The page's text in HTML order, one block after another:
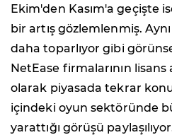
Ekim'den Kasım'a geçişte
bir artış gözlemlenmiş.
daha toparlıyor gibi
NetEase firmalarının lisans
olarak piyasada tekrar
içindeki oyun sektöründe
yarattığı görüşü